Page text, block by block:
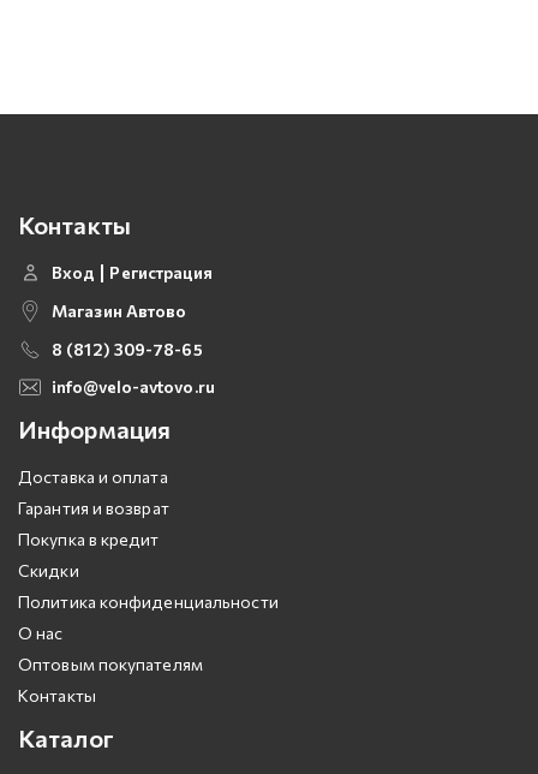
Контакты
Вход
Регистрация
Магазин Автово
8 (812) 309-78-65
info@velo-avtovo.ru
Информация
Доставка и оплата
Гарантия и возврат
Покупка в кредит
Скидки
Политика конфиденциальности
О нас
Оптовым покупателям
Контакты
Каталог